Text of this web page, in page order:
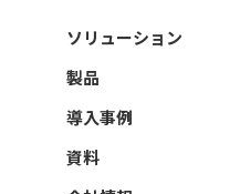
ソリューション
製品
導入事例
資料